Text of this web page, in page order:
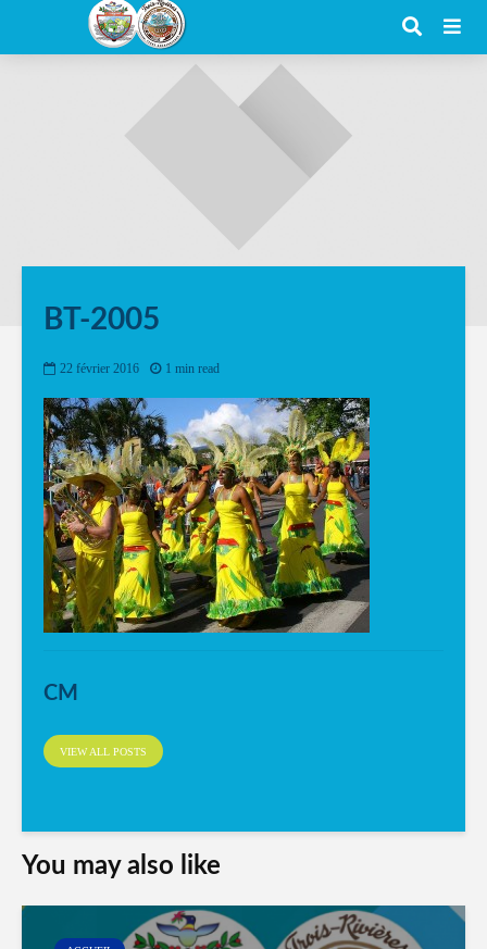
BT-2005
22 février 2016 1 min read
CM
VIEW ALL POSTS
You may also like